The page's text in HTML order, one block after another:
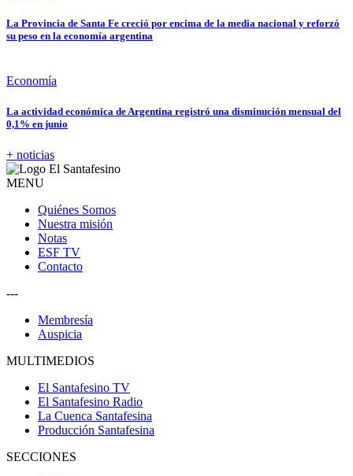
La Provincia de Santa Fe creció por encima de la media nacional y reforzó
su peso en la economía argentina
Economía
La actividad económica de Argentina registró una disminución mensual del
0,1% en junio
+ noticias
MENU
Quiénes Somos
Nuestra misión
Notas
ESF TV
Contacto
---
Membresía
Auspicia
MULTIMEDIOS
El Santafesino TV
El Santafesino Radio
La Cuenca Santafesina
Producción Santafesina
SECCIONES